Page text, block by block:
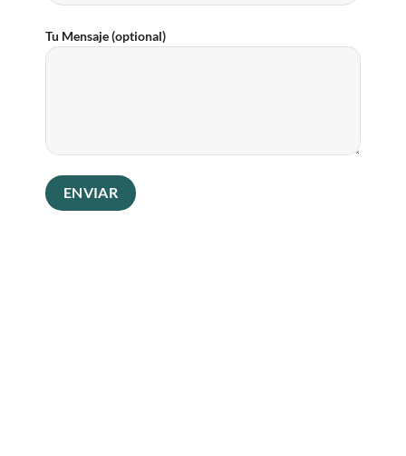
Tu Mensaje (optional)